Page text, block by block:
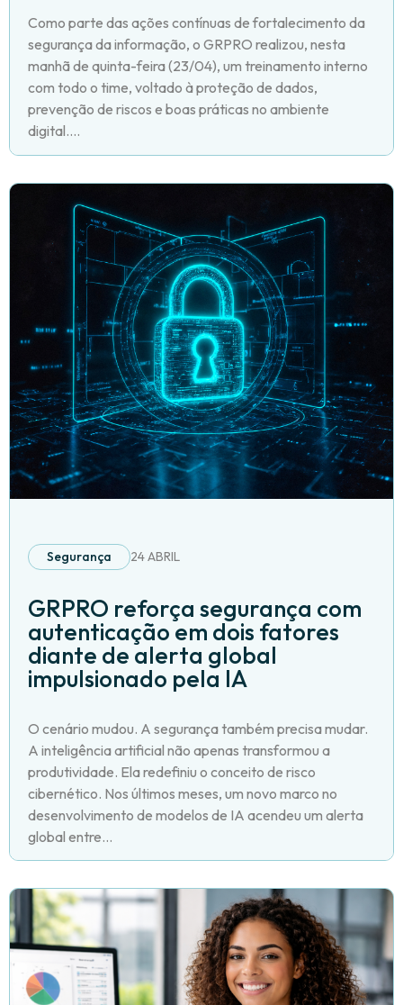
Como parte das ações contínuas de fortalecimento da
segurança da informação, o GRPRO realizou, nesta
manhã de quinta-feira (23/04), um treinamento interno
com todo o time, voltado à proteção de dados,
prevenção de riscos e boas práticas no ambiente
digital....
Segurança 24 ABRIL
GRPRO reforça segurança com
autenticação em dois fatores
diante de alerta global
impulsionado pela IA
O cenário mudou. A segurança também precisa mudar.
A inteligência artificial não apenas transformou a
produtividade. Ela redefiniu o conceito de risco
cibernético. Nos últimos meses, um novo marco no
desenvolvimento de modelos de IA acendeu um alerta
global entre...